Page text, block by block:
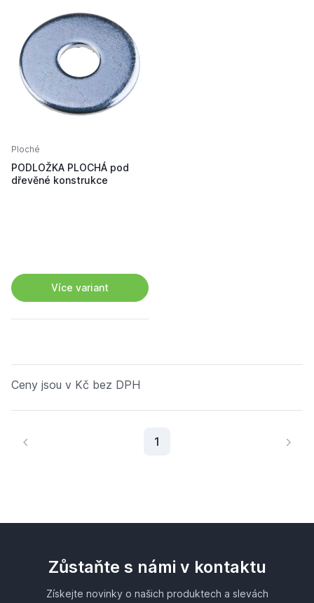
Ploché
PODLOŽKA PLOCHÁ pod
dřevěné konstrukce
Více variant
Ceny jsou v Kč bez DPH
1
Zůstaňte s námi v kontaktu
Získejte novinky o našich produktech a slevách